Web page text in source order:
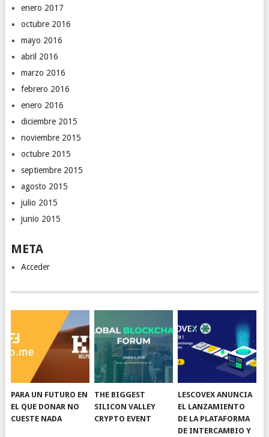
enero 2017
octubre 2016
mayo 2016
abril 2016
marzo 2016
febrero 2016
enero 2016
diciembre 2015
noviembre 2015
octubre 2015
septiembre 2015
agosto 2015
julio 2015
junio 2015
META
Acceder
PARA UN FUTURO EN
EL QUE DONAR NO
CUESTE NADA
THE BIGGEST
SILICON VALLEY
CRYPTO EVENT
LESCOVEX ANUNCIA
EL LANZAMIENTO
DE LA PLATAFORMA
DE INTERCAMBIO Y